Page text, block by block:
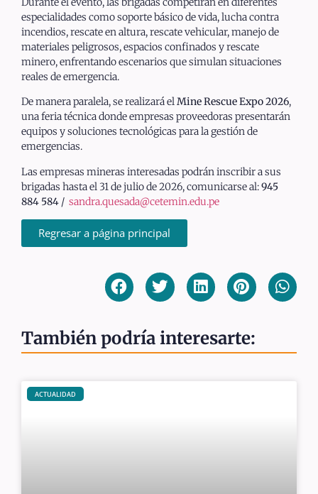
especialidades como soporte básico de vida, lucha contra
incendios, rescate en altura, rescate vehicular, manejo de
materiales peligrosos, espacios confinados y rescate
minero, enfrentando escenarios que simulan situaciones
reales de emergencia.
De manera paralela, se realizará elMine Rescue Expo 2026,
una feria técnica donde empresas proveedoras presentarán
equipos y soluciones tecnológicas para la gestión de
emergencias.
Las empresas mineras interesadas podrán inscribir a sus
brigadas hasta el 31 de julio de 2026, comunicarse al:945
884 584 / sandra.quesada@cetemin.edu.pe
Regresar a página principal
También podría interesarte:
ACTUALIDAD